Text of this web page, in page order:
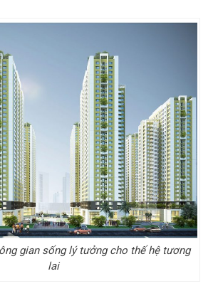
gian sống lý tưởng cho thế hệ tương
lai